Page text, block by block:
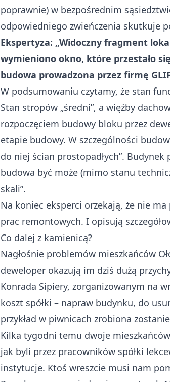
poprawnie) w bezpośrednim
odpowiedniego zwieńczenia skutkuje
Ekspertyza: „Widoczny fragment
wymieniono okno, które przestało
budowa prowadzona przez firmę
W podsumowaniu czytamy, że stan
Stan stropów „średni”, a więźby
rozpoczęciem budowy bloku przez
etapie budowy. W szczególności
do niej ścian prostopadłych”.
budowa być może (mimo stanu
skali”.
Na koniec eksperci orzekają, że nie
prac remontowych. I opisują
Co dalej z kamienicą?
Nagłośnie problemów mieszkańców
deweloper okazują im dziś dużą
Konrada Sipiery, zorganizowanym na
koszt spółki – napraw budynku, do
przykład w piwnicach zrobiona
Kilka tygodni temu dwoje mieszkańców
jak byli przez pracowników spółki
instytucje. Ktoś wreszcie musi nam